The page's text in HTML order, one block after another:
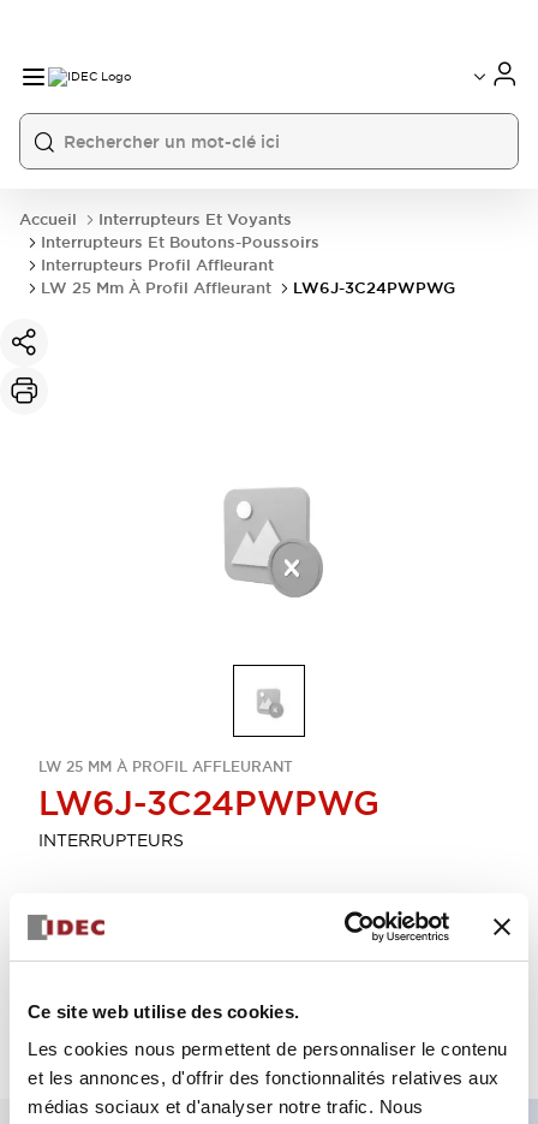
Ce site web utilise des cookies.
Les cookies nous permettent de personnaliser le contenu
et les annonces, d'offrir des fonctionnalités relatives aux
médias sociaux et d'analyser notre trafic. Nous
Accueil
Interrupteurs Et Voyants
Interrupteurs Et Boutons-Poussoirs
Interrupteurs Profil Affleurant
LW 25 Mm À Profil Affleurant
LW6J-3C24PWPWG
LW 25 MM À PROFIL AFFLEURANT
LW6J-3C24PWPWG
INTERRUPTEURS
Sélectionner la quantité